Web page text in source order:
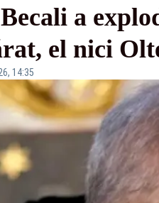
a
el nici
14:35